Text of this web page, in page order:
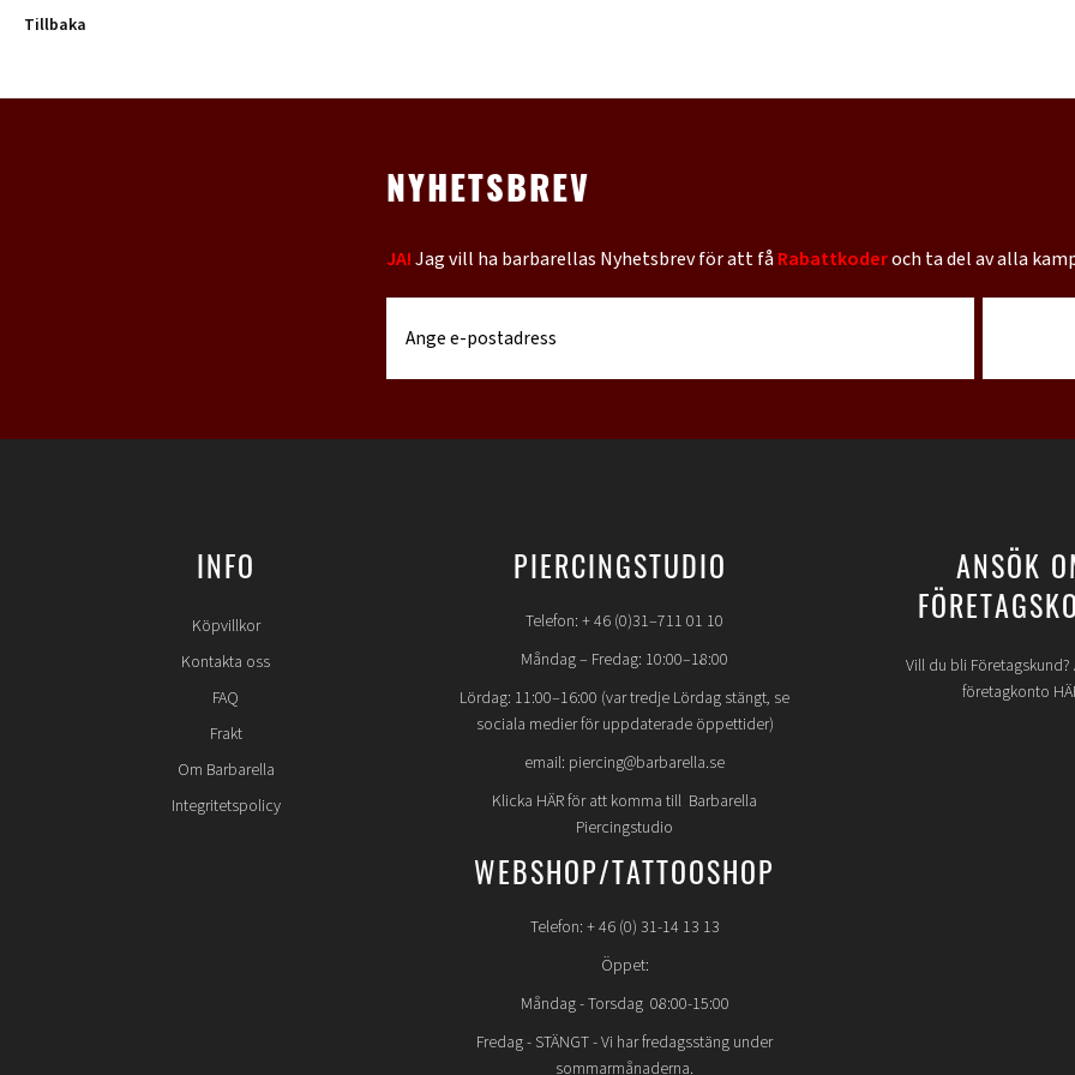
Tillbaka
NYHETSBREV
JA!Jag vill ha barbarellas Nyhetsbrev för att fåRabattkoderoch ta del av alla
INFO
Köpvillkor
Kontakta oss
FAQ
Frakt
Om Barbarella
Integritetspolicy
PIERCINGSTUDIO
Telefon: + 46 (0)31–711 01 10
Måndag – Fredag: 10:00–18:00
Lördag: 11:00–16:00 (var tredje Lördag stängt, se
sociala medier för uppdaterade öppettider)
email: piercing@barbarella.se
Klicka HÄR för att komma till Barbarella
Piercingstudio
WEBSHOP/TATTOOSHOP
Telefon: + 46 (0) 31-14 13 13
Öppet:
Måndag - Torsdag 08:00-15:00
Fredag - STÄNGT- Vi har fredagsstäng under
sommarmånaderna.
ANSÖK
Vill du bli Företagskund?
företagkonto